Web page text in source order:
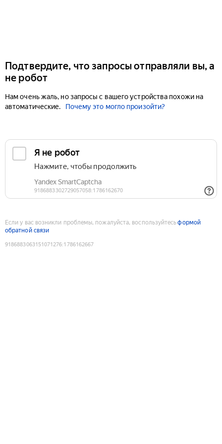
Подтвердите, что запросы отправляли вы, а
не робот
Нам очень жаль, но запросы с вашего устройства похожи на
автоматические.
Почему это могло произойти?
Если у вас возникли проблемы, пожалуйста, воспользуйтесьформой
обратной связи
9186883063151071276:1786162667